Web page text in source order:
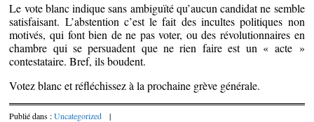
Le vote blanc indique sans ambiguïté qu’aucun candidat ne semble
satisfaisant. L’abstention c’est le fait des incultes politiques non
motivés, qui font bien de ne pas voter, ou des révolutionnaires en
chambre qui se persuadent que ne rien faire est un « acte »
contestataire. Bref, ils boudent.
Votez blanc et réfléchissez à la prochaine grève générale.
Publié dans :Uncategorized |